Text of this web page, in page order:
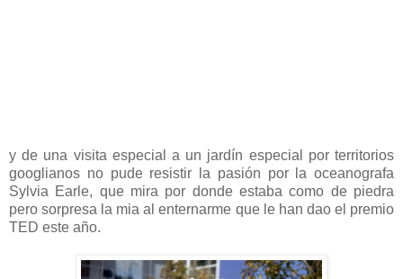
y de una visita especial a un jardín especial por territorios
googlianos no pude resistir la pasión por la oceanografa
Sylvia Earle, que mira por donde estaba como de piedra
pero sorpresa la mia al enternarme que le han dao el premio
TED este año.